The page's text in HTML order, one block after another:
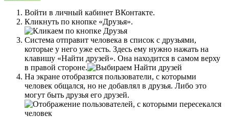
Войти в личный кабинет ВКонтакте.
Кликнуть по кнопке «Друзья».
Система отправит человека в список с друзьями,
которые у него уже есть. Здесь ему нужно нажать на
клавишу «Найти друзей». Она находится в самом верху
в правой стороне.
На экране отобразятся пользователи, с которыми
человек общался, но не добавлял в друзья. Либо это
могут быть друзья его друзей.